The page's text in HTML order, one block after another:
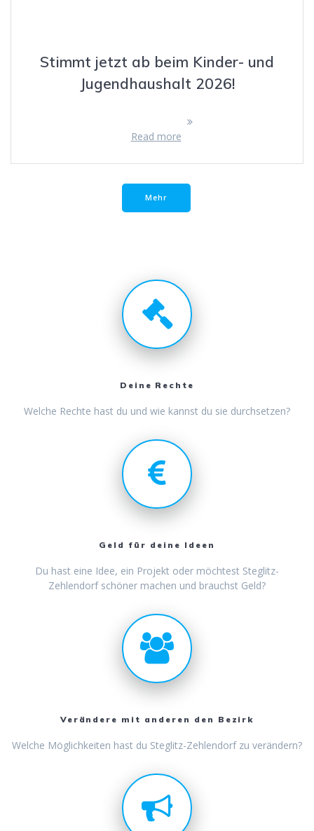
Stimmt jetzt ab beim Kinder- und
Jugendhaushalt 2026!
Read more
Mehr
Deine Rechte
Welche Rechte hast du und wie kannst du sie durchsetzen?
Geld für deine Ideen
Du hast eine Idee, ein Projekt oder möchtest Steglitz-
Zehlendorf schöner machen und brauchst Geld?
Verändere mit anderen den Bezirk
Welche Möglichkeiten hast du Steglitz-Zehlendorf zu verändern?